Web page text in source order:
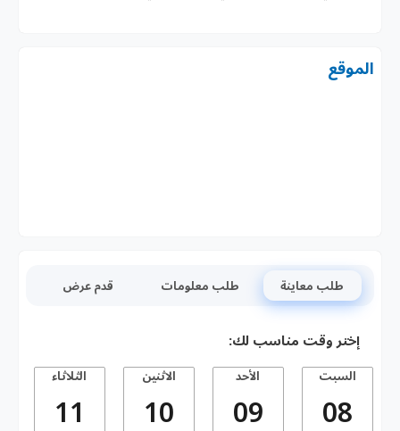
الموقع
طلب معاينة طلب معلومات قدم عرض
إختر وقت مناسب لك:
السبت
08
الأحد
09
الاثنين
10
الثلاثاء
11